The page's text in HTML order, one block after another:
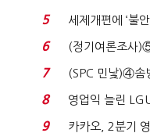
목…9월 ‘폴...
5
세제개편에 ‘불
세 구하기 더 ...
6
(정기여론조사
7%…일주일 만
7
(SPC 민낯)④솜
생법 위반 반복...
8
영업익 늘린
업 드라이브'...
9
카카오, 2분기